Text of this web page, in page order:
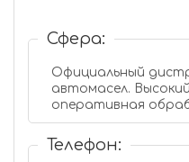
Сфера:
Официальный
автомасел.
оперативная
Телефон: